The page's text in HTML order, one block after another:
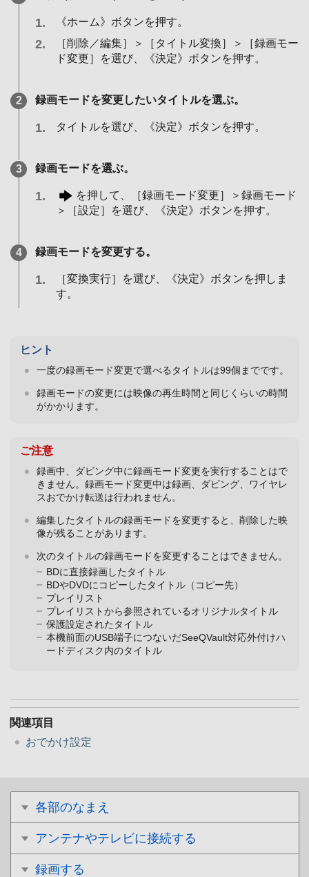
各部のなまえ
アンテナやテレビに接続する
録画する
《ホーム》ボタンを押す。
［削除／編集］＞［タイトル変換］＞［録画モー
ド変更］を選び、《決定》ボタンを押す。
録画モードを変更したいタイトルを選ぶ。
タイトルを選び、《決定》ボタンを押す。
録画モードを選ぶ。
を押して、［録画モード変更］＞録画モード
＞［設定］を選び、《決定》ボタンを押す。
録画モードを変更する。
［変換実行］を選び、《決定》ボタンを押しま
す。
ヒント
一度の録画モード変更で選べるタイトルは99個までです。
録画モードの変更には映像の再生時間と同じくらいの時間
がかかります。
ご注意
録画中、ダビング中に録画モード変更を実行することはで
きません。録画モード変更中は録画、ダビング、ワイヤレ
スおでかけ転送は行われません。
編集したタイトルの録画モードを変更すると、削除した映
像が残ることがあります。
次のタイトルの録画モードを変更することはできません。
BDに直接録画したタイトル
BDやDVDにコピーしたタイトル（コピー先）
プレイリスト
プレイリストから参照されているオリジナルタイトル
保護設定されたタイトル
本機前面のUSB端子につないだSeeQVault対応外付けハ
ードディスク内のタイトル
関連項目
おでかけ設定